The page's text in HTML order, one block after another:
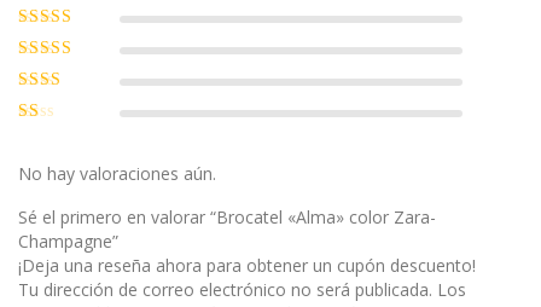
Valorado con
5de 5
Valorado
con4 de 5
Valorado
con3de
5
Valorado
con2
1
No hay valoraciones aún.
Sé el primero en valorar “Brocatel «Alma» color Zara-
Champagne”
¡Deja una reseña ahora para obtener un cupón descuento!
Tu dirección de correo electrónico no será publicada. Los